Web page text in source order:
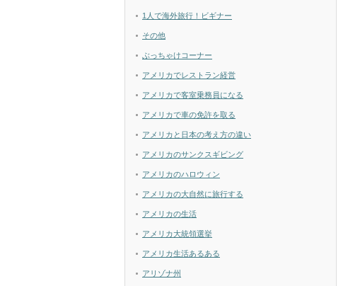
1人で海外旅行！ビギナー
その他
ぶっちゃけコーナー
アメリカでレストラン経営
アメリカで客室乗務員になる
アメリカで車の免許を取る
アメリカと日本の考え方の違い
アメリカのサンクスギビング
アメリカのハロウィン
アメリカの大自然に旅行する
アメリカの生活
アメリカ大統領選挙
アメリカ生活あるある
アリゾナ州